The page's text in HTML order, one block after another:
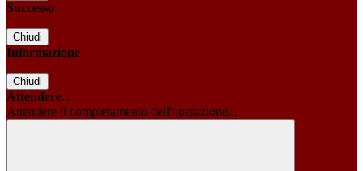
Successo
Chiudi
Informazione
Chiudi
Attendere...
Attendere il completamento dell'operazione...